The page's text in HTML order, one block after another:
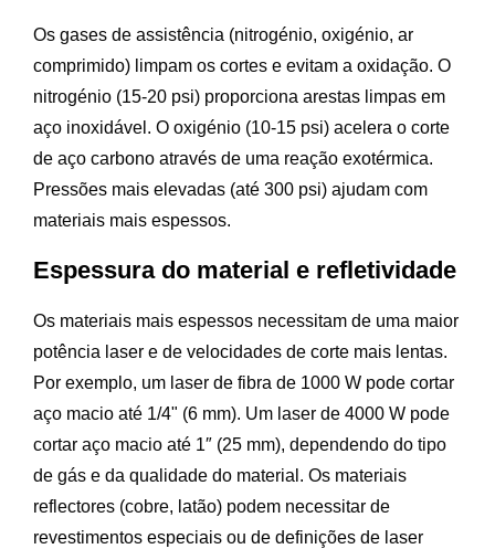
Os gases de assistência (nitrogénio, oxigénio, ar
comprimido) limpam os cortes e evitam a oxidação. O
nitrogénio (15-20 psi) proporciona arestas limpas em
aço inoxidável. O oxigénio (10-15 psi) acelera o corte
de aço carbono através de uma reação exotérmica.
Pressões mais elevadas (até 300 psi) ajudam com
materiais mais espessos.
Espessura do material e refletividade
Os materiais mais espessos necessitam de uma maior
potência laser e de velocidades de corte mais lentas.
Por exemplo, um laser de fibra de 1000 W pode cortar
aço macio até 1/4" (6 mm). Um laser de 4000 W pode
cortar aço macio até 1″ (25 mm), dependendo do tipo
de gás e da qualidade do material. Os materiais
reflectores (cobre, latão) podem necessitar de
revestimentos especiais ou de definições de laser